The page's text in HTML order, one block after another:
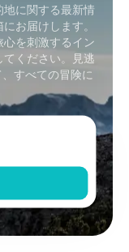
に関する最新情
お届けします。
を刺激するイン
ください。見逃
すべての冒険に